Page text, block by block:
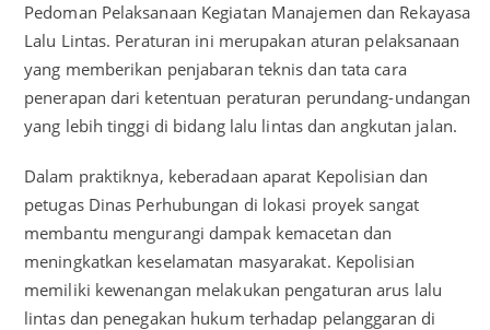
Pedoman Pelaksanaan Kegiatan Manajemen dan Rekayasa
Lalu Lintas. Peraturan ini merupakan aturan pelaksanaan
yang memberikan penjabaran teknis dan tata cara
penerapan dari ketentuan peraturan perundang-undangan
yang lebih tinggi di bidang lalu lintas dan angkutan jalan.
Dalam praktiknya, keberadaan aparat Kepolisian dan
petugas Dinas Perhubungan di lokasi proyek sangat
membantu mengurangi dampak kemacetan dan
meningkatkan keselamatan masyarakat. Kepolisian
memiliki kewenangan melakukan pengaturan arus lalu
lintas dan penegakan hukum terhadap pelanggaran di